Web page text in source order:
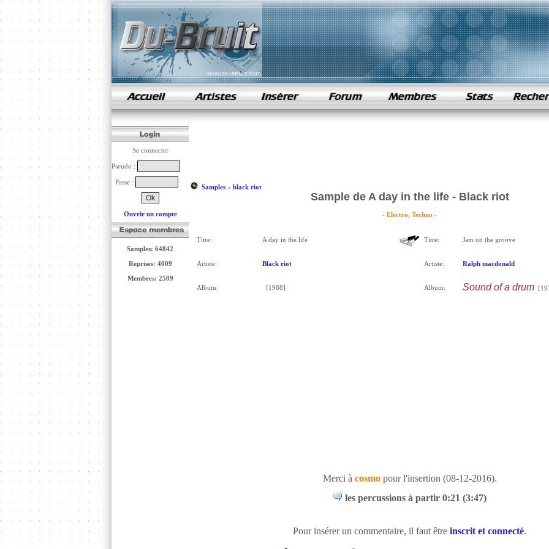
samples de rap
Se connecter
Pseudo :
Passe :
Ouvrir un compte
Samples: 64842
Reprises: 4009
Membres: 2589
Samples» black riot
Sample de A day in the life - Black riot
- Electro, Techno -
Titre: A day in the life
Artiste: Black riot
Album: [1988]
Titre: Jam on the groove
Artiste: Ralph macdonald
Album: Sound of a drum
Merci à cosmopour l'insertion (08-12-2016).
les percussions à partir 0:21 (3:47)
Pour insérer un commentaire, il faut être inscrit et connecté.